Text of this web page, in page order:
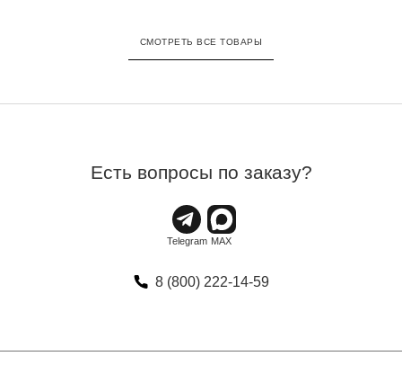
СМОТРЕТЬ ВСЕ ТОВАРЫ
Есть вопросы по заказу?
8 (800) 222-14-59